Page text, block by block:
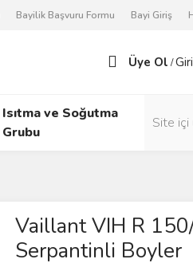
Bayilik Başvuru Formu Bayi Giriş
Üye Ol /
Isıtma ve Soğutma
Grubu
Vaillant VIH R
Serpantinli Boyler